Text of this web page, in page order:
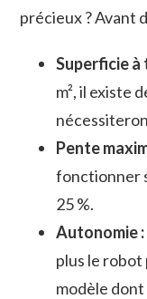
précieux ? Avant
Superficie
m², il existe
Pente
fonctionner
25 %.
Autonomie :
plus le robot
modèle dont